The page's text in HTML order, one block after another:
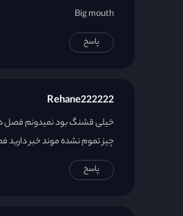
Big mouth
پاسخ
Rehane222222
خیلی قشنگ بود نمیدونم فصل
چیز تموم نشده موند خبر دارید
پاسخ